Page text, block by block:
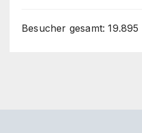
Besucher gesamt:19.895